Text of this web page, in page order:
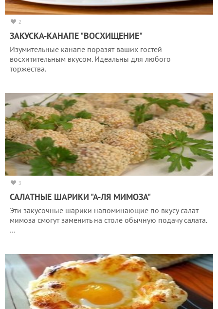
2
ЗАКУСКА-КАНАПЕ "ВОСХИЩЕНИЕ"
Изумительные канапе поразят ваших гостей
восхитительным вкусом. Идеальны для любого
торжества.
3
САЛАТНЫЕ ШАРИКИ "А-ЛЯ МИМОЗА"
Эти закусочные шарики напоминающие по вкусу салат
мимоза смогут заменить на столе обычную подачу салата.
…